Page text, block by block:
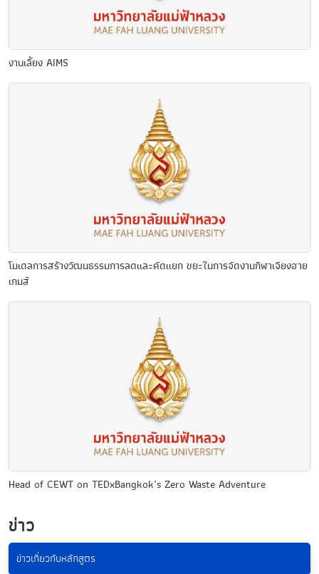
งานเลี้ยง AIMS
โมเดลการสร้างวัฒนธรรมการลดและคัดแยก ขยะในการจัดงานกีฬาเจียงฮาย
เกมส์
Head of CEWT on TEDxBangkok’s Zero Waste Adventure
ข่าว
ข่าวเกี่ยวกับหลักสูตร